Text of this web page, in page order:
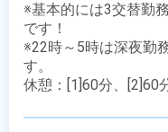
※基本的には3交替勤
です！
※22時～5時は深夜勤
す。
休憩：[1]60分、[2]60